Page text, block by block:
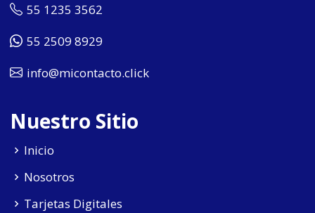
55 1235 3562
55 2509 8929
info@micontacto.click
Nuestro Sitio
Inicio
Nosotros
Tarjetas Digitales